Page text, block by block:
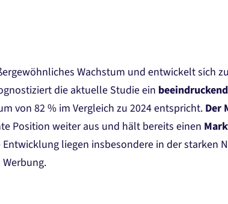
Wachstum und entwickelt sich
die aktuelle Studie ein
von 82 % im Vergleich zu 2024 entspricht. Der
Position weiter aus und hält bereits einen
Entwicklung liegen insbesondere in der starken